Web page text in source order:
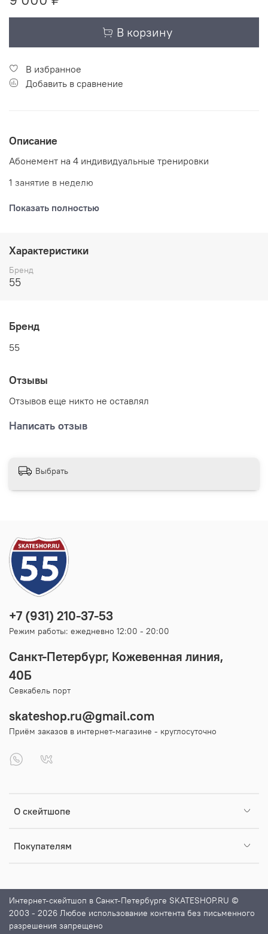
В корзину
В избранное
Добавить в сравнение
Описание
Абонемент на 4 индивидуальные тренировки
1 занятие в неделю
срок действия 1 месяц
Показать полностью
Характеристики
Бренд
55
Бренд
55
Отзывы
Отзывов еще никто не оставлял
Написать отзыв
Выбрать
О скейтшопе
Покупателям
+7 (931) 210-37-53
Режим работы: ежедневно 12:00 - 20:00
Санкт-Петербург, Кожевенная линия,
40Б
Севкабель порт
skateshop.ru@gmail.com
Приём заказов в интернет-магазине - круглосуточно
Интернет-скейтшоп в Санкт-Петербурге SKATESHOP.RU ©
2003 - 2026 Любое использование контента без письменного
разрешения запрещено